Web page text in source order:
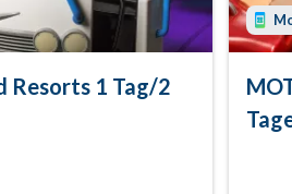
Resorts 1 Tag/2